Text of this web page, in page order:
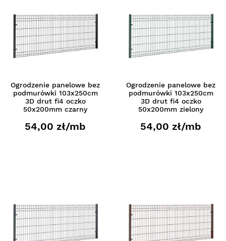
Ogrodzenie panelowe bez
podmurówki 103x250cm
3D drut fi4 oczko
50x200mm czarny
54,00 zł/mb
Ogrodzenie panelowe bez
podmurówki 103x250cm
3D drut fi4 oczko
50x200mm zielony
54,00 zł/mb